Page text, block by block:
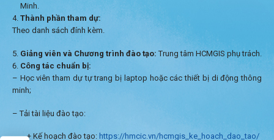
Minh.
Thành phần tham dự:
Theo danh sách đính kèm.
Giảng viên và Chương trình đào tạo: Trung tâm HCMGIS phụ trách.
Công tác chuẩn bị:
– Học viên tham dự tự trang bị laptop hoặc các thiết bị di động thông
minh;
– Tải tài liệu đào tạo:
+ Kế hoạch đào tạo: https://hmcic.vn/hcmgis_ke_hoach_dao_tao/